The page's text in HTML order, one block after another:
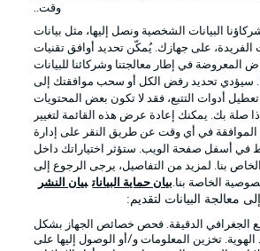
القنوات الناقلة
جهة النشر
اللاعبون
وقت..
البيانات الشخصية ونصل إليها، مثل بيانات
الفريدة، على جهازك. يُمكّن تحديد أوافق تقنيات
المعروضة في إطار معالجتنا وشركائنا للبيانات
سيؤدي تحديد رفض الكل أو سحب موافقتك إلى
تعطيل أدوات التتبع، فقد لا تكون بعض المحتويات
ذا صلة بك. يمكنك إعادة عرض هذه القائمة لتغيير
الموافقة في أي وقت عن طريق النقر على إدارة
في أسفل صفحة الويب. ستؤثر اختياراتك داخل
الخاص بنا. لمزيد من التفاصيل، يرجى الرجوع إلى
الخاصة بنا.بيان حماية البيانات بيان النشر
معالجة البيانات لتقديم:
الجغرافي الدقيقة. فحص خصائص الجهاز بشكل
تخزين المعلومات و/أو الوصول إليها على